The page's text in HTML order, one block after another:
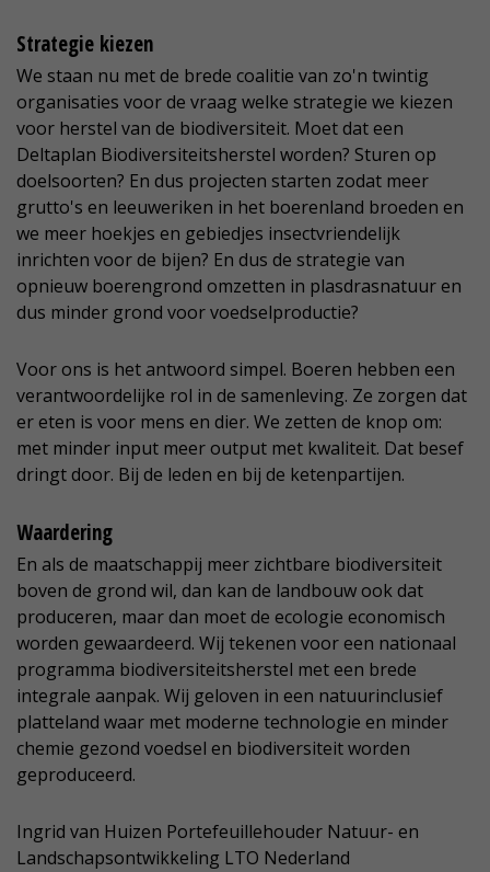
Strategie kiezen
We staan nu met de brede coalitie van zo'n twintig
organisaties voor de vraag welke strategie we kiezen
voor herstel van de biodiversiteit. Moet dat een
Deltaplan Biodiversiteitsherstel worden? Sturen op
doelsoorten? En dus projecten starten zodat meer
grutto's en leeuweriken in het boerenland broeden en
we meer hoekjes en gebiedjes insectvriendelijk
inrichten voor de bijen? En dus de strategie van
opnieuw boerengrond omzetten in plasdrasnatuur en
dus minder grond voor voedselproductie?
Voor ons is het antwoord simpel. Boeren hebben een
verantwoordelijke rol in de samenleving. Ze zorgen dat
er eten is voor mens en dier. We zetten de knop om:
met minder input meer output met kwaliteit. Dat besef
dringt door. Bij de leden en bij de ketenpartijen.
Waardering
En als de maatschappij meer zichtbare biodiversiteit
boven de grond wil, dan kan de landbouw ook dat
produceren, maar dan moet de ecologie economisch
worden gewaardeerd. Wij tekenen voor een nationaal
programma biodiversiteitsherstel met een brede
integrale aanpak. Wij geloven in een natuurinclusief
platteland waar met moderne technologie en minder
chemie gezond voedsel en biodiversiteit worden
geproduceerd.
Ingrid van Huizen Portefeuillehouder Natuur- en
Landschapsontwikkeling LTO Nederland